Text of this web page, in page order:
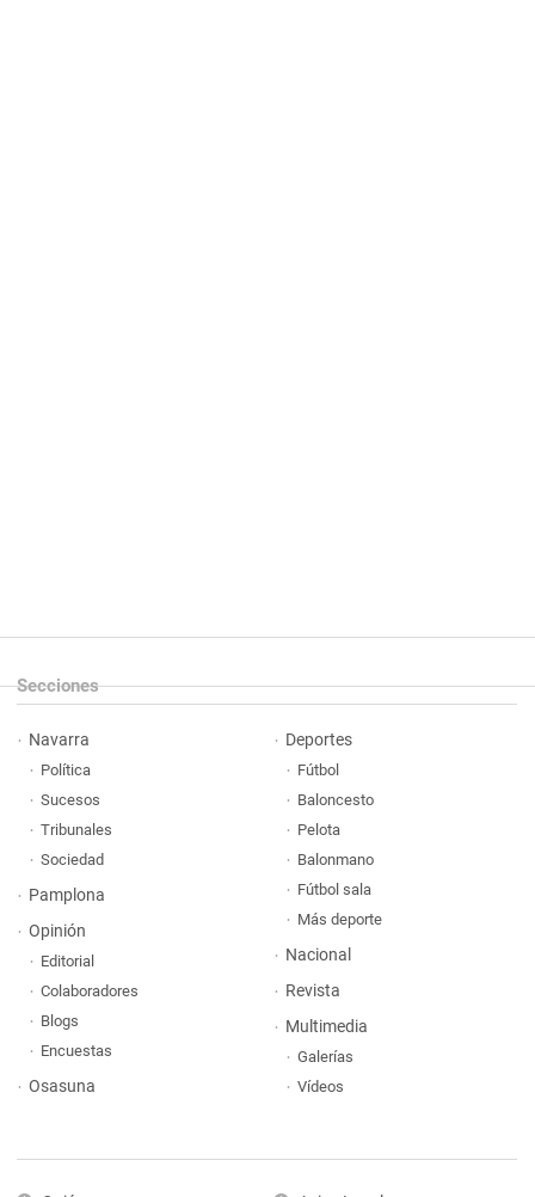
Secciones
Navarra
Política
Sucesos
Tribunales
Sociedad
Pamplona
Opinión
Editorial
Colaboradores
Blogs
Encuestas
Osasuna
Deportes
Fútbol
Baloncesto
Pelota
Balonmano
Fútbol sala
Más deporte
Nacional
Revista
Multimedia
Galerías
Vídeos